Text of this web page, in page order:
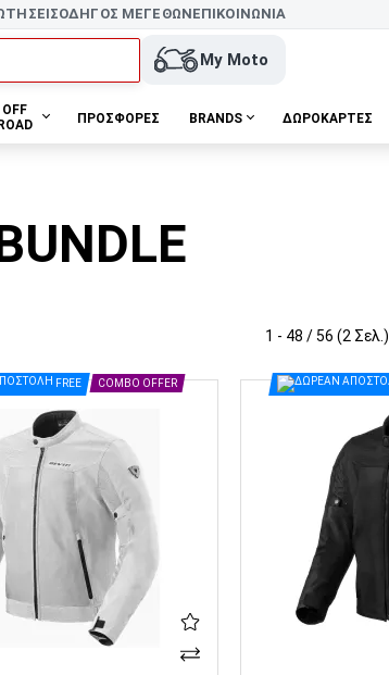
ΟΔΗΓΟΣ ΜΕΓΕΘΩΝΕΠΙΚΟΙΝΩΝΙΑ
My Moto
OFF
ΠΡΟΣΦΟΡΕΣ BRANDS ΔΩΡΟΚΆΡΤΕΣ
1 - 48 / 56 (2 Σελ.)
FREE COMBO OFFER